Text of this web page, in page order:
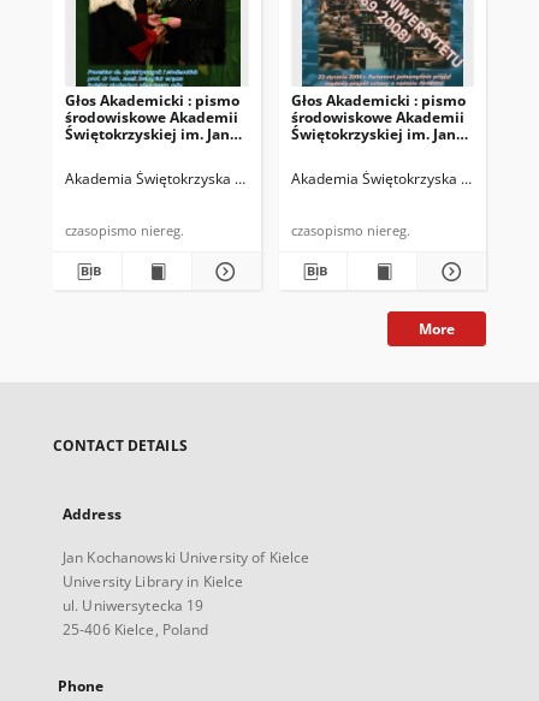
Głos Akademicki : pismo
środowiskowe Akademii
Świętokrzyskiej im. Jana
Kielcach. 2007, R. XIV, nr
3 (52) : listopad 2007
Akademia Świętokrzyska im. Jana Kochanowskiego (Kielce) Biskup,
czasopismo niereg.
Głos Akademicki : pismo
środowiskowe Akademii
Świętokrzyskiej im. Jana
Kielcach. 2008, R. XV, nr 1
(53) : marzec 2008
Akademia Świętokrzyska im. Jana
czasopismo niereg.
More
CONTACT DETAILS
Address
Jan Kochanowski University of Kielce
University Library in Kielce
ul. Uniwersytecka 19
25-406 Kielce, Poland
Phone